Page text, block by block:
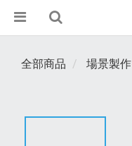
全部商品 場景製作